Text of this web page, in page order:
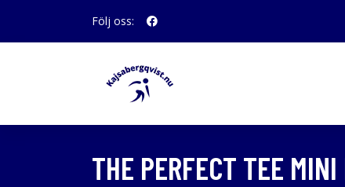
Följ oss:
THE PERFECT TEE